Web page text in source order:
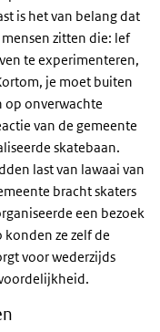
is het van belang dat
zitten die: lef
te experimenteren,
je moet buiten
op onverwachte
van de gemeente
skatebaan.
last van lawaai van
bracht skaters
een bezoek
konden ze zelf de
voor wederzijds